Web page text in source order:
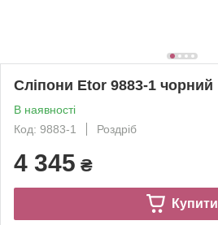
Сліпони Etor 9883-1 чорний
В наявності
Код: 9883-1
Роздріб
4 345 ₴
Купити